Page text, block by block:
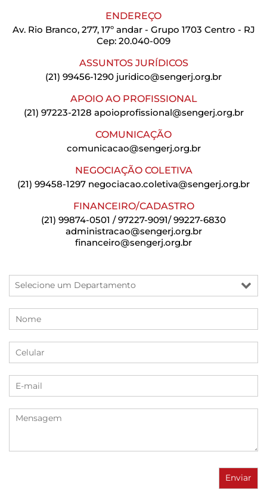
ENDEREÇO
Av. Rio Branco, 277, 17º andar - Grupo 1703 Centro - RJ
Cep: 20.040-009
ASSUNTOS JURÍDICOS
(21) 99456-1290 juridico@sengerj.org.br
APOIO AO PROFISSIONAL
(21) 97223-2128 apoioprofissional@sengerj.org.br
COMUNICAÇÃO
comunicacao@sengerj.org.br
NEGOCIAÇÃO COLETIVA
(21) 99458-1297 negociacao.coletiva@sengerj.org.br
FINANCEIRO/CADASTRO
(21) 99874-0501 / 97227-9091/ 99227-6830
administracao@sengerj.org.br
financeiro@sengerj.org.br